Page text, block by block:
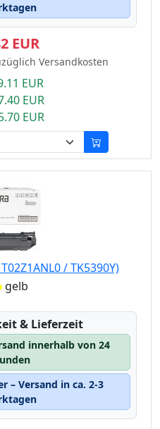
EUR
Versandkosten
EUR
EUR
EUR
/ TK5390Y)
gelb
& Lieferzeit
innerhalb von 24
– Versand in ca. 2-3